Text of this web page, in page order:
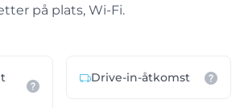
på plats, Wi-Fi.
Drive-in-åtkomst